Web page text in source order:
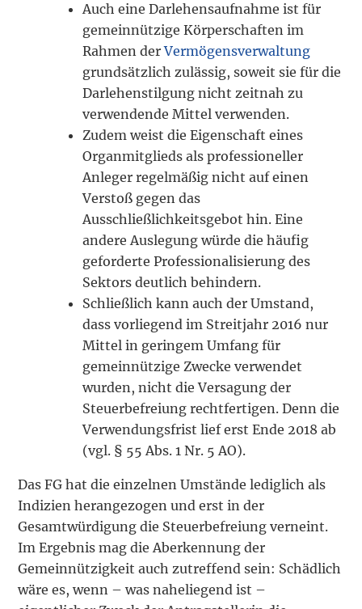
Auch eine Darlehensaufnahme ist für
gemeinnützige Körperschaften im
Rahmen derVermögensverwaltung
grundsätzlich zulässig, soweit sie für die
Darlehenstilgung nicht zeitnah zu
verwendende Mittel verwenden.
Zudem weist die Eigenschaft eines
Organmitglieds als professioneller
Anleger regelmäßig nicht auf einen
Verstoß gegen das
Ausschließlichkeitsgebot hin. Eine
andere Auslegung würde die häufig
geforderte Professionalisierung des
Sektors deutlich behindern.
Schließlich kann auch der Umstand,
dass vorliegend im Streitjahr 2016 nur
Mittel in geringem Umfang für
gemeinnützige Zwecke verwendet
wurden, nicht die Versagung der
Steuerbefreiung rechtfertigen. Denn die
Verwendungsfrist lief erst Ende 2018 ab
(vgl. § 55 Abs. 1 Nr. 5 AO).
Das FG hat die einzelnen Umstände lediglich als
Indizien herangezogen und erst in der
Gesamtwürdigung die Steuerbefreiung verneint.
Im Ergebnis mag die Aberkennung der
Gemeinnützigkeit auch zutreffend sein: Schädlich
wäre es, wenn – was naheliegend ist –